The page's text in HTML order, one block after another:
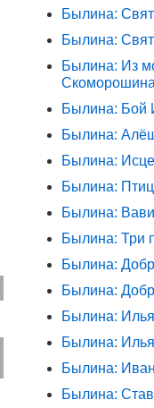
Былина:
Былина:
Былина: Из
Скоморошина
Былина: Бой
Былина:
Былина:
Былина:
Былина:
Былина: Три
Былина:
Былина:
Былина:
Былина:
Былина:
Былина: